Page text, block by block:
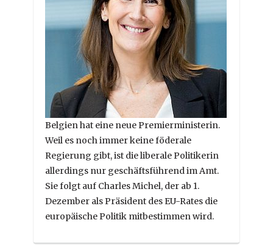
Belgien hat eine neue Premierministerin.
Weil es noch immer keine föderale
Regierung gibt, ist die liberale Politikerin
allerdings nur geschäftsführend im Amt.
Sie folgt auf Charles Michel, der ab 1.
Dezember als Präsident des EU-Rates die
europäische Politik mitbestimmen wird.